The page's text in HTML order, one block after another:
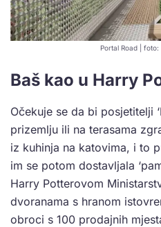
Portal Road |
Baš kao u Harry
Očekuje se da bi posjetitelji
prizemlju ili na terasama
iz kuhinja na katovima, i to
im se potom dostavljala
Harry Potterovom
dvoranama s hranom
obroci s 100 prodajnih